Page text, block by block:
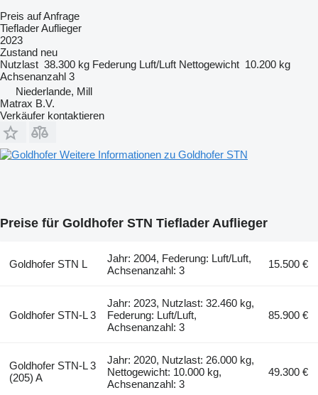
Preis auf Anfrage
Tieflader Auflieger
2023
Zustand neu
Nutzlast 38.300 kg Federung Luft/Luft Nettogewicht 10.200 kg
Achsenanzahl 3
Niederlande, Mill
Matrax B.V.
Verkäufer kontaktieren
Weitere Informationen zu Goldhofer STN
Preise für Goldhofer STN Tieflader Auflieger
Goldhofer STN L
Jahr: 2004, Federung: Luft/Luft,
Achsenanzahl: 3
15.500 €
Goldhofer STN-L 3
Jahr: 2023, Nutzlast: 32.460 kg,
Federung: Luft/Luft,
Achsenanzahl: 3
85.900 €
Goldhofer STN-L 3
(205) A
Jahr: 2020, Nutzlast: 26.000 kg,
Nettogewicht: 10.000 kg,
Achsenanzahl: 3
49.300 €